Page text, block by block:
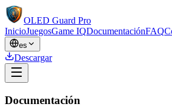
OLED Guard Pro
InicioJuegosGame IQDocumentaciónFAQ
es
Descargar
Documentación